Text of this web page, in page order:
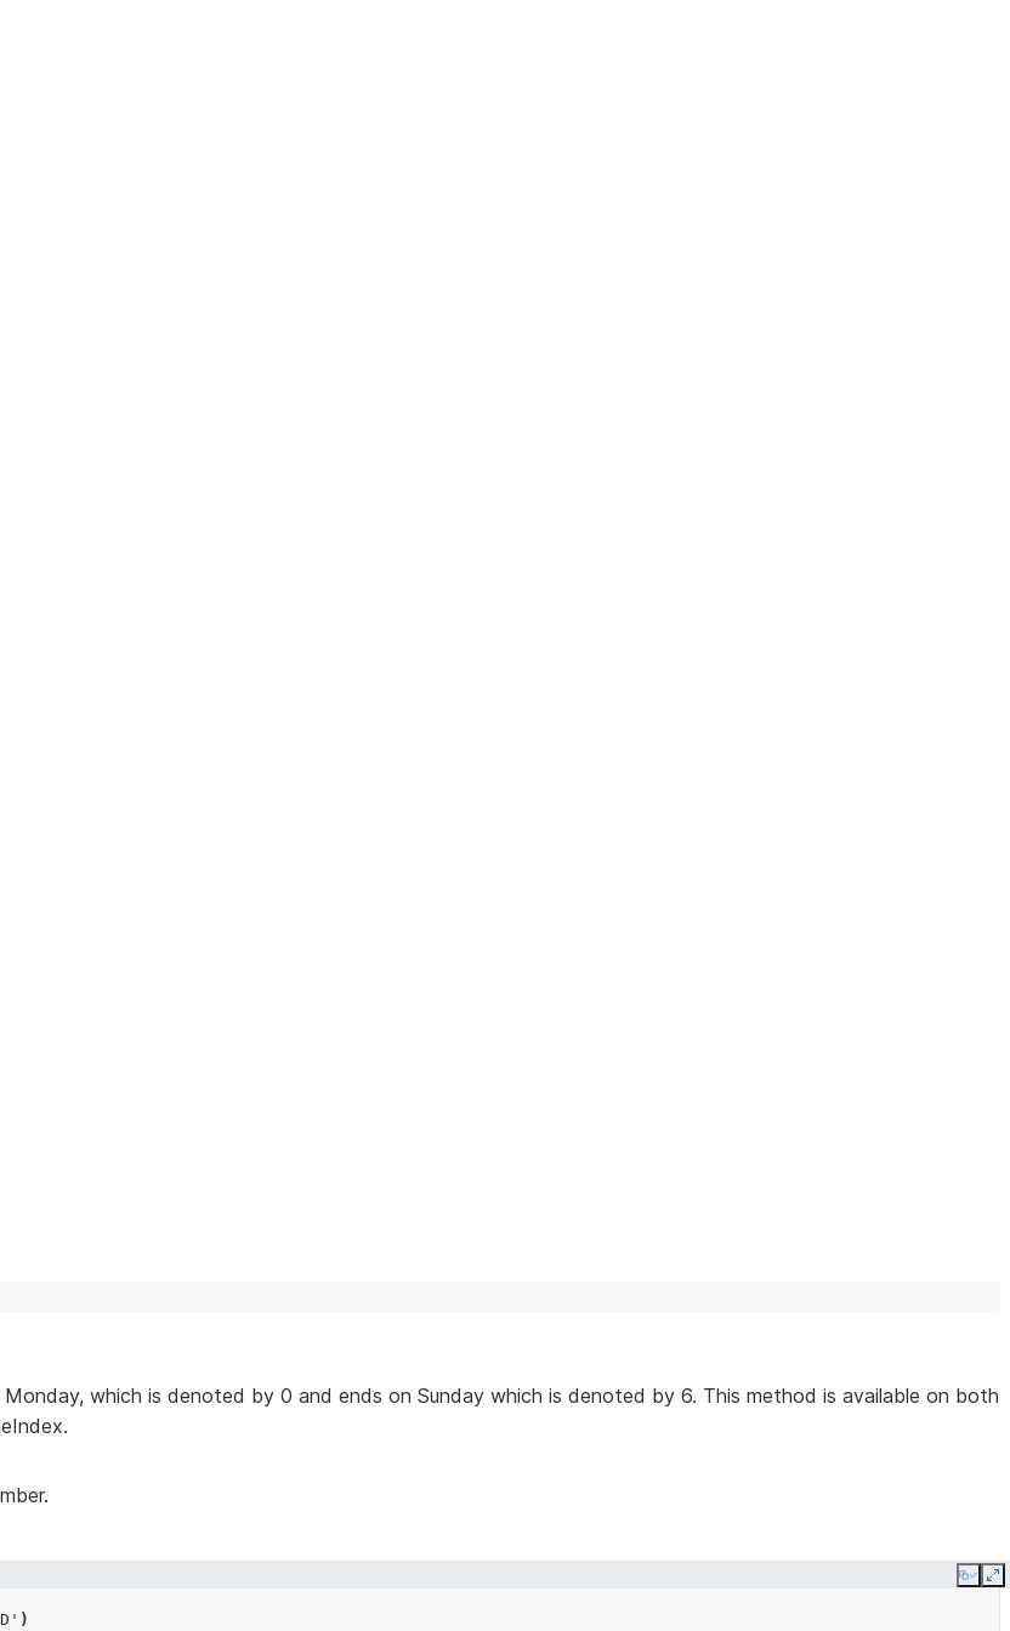
which is denoted by 0 and ends on Sunday which is denoted by 6. This method is available on both
Copy
)